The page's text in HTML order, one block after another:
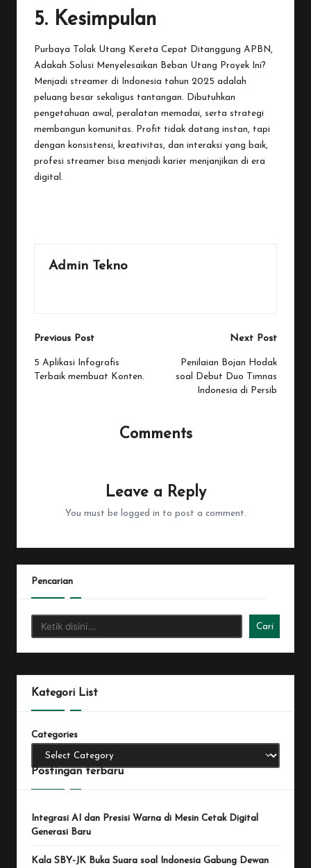
5. Kesimpulan
Purbaya Tolak Utang Kereta Cepat Ditanggung APBN,
Adakah Solusi Menyelesaikan Beban Utang Proyek Ini?
Menjadi streamer di Indonesia tahun 2025 adalah
peluang besar sekaligus tantangan. Dibutuhkan
pengetahuan awal, peralatan memadai, serta strategi
membangun komunitas. Profit tidak datang instan, tapi
dengan konsistensi, kreativitas, dan interaksi yang baik,
profesi streamer bisa menjadi karier menjanjikan di era
digital.
Admin Tekno
Post
navigation
Previous Post
5 Aplikasi Infografis
Terbaik membuat Konten.
Next Post
Penilaian Bojan Hodak
soal Debut Duo Timnas
Indonesia di Persib
Comments
Leave a Reply
You must be logged in to post a comment.
Pencarian
Cari
Kategori List
Categories
Postingan terbaru
Integrasi AI dan Presisi Warna di Mesin Cetak Digital
Generasi Baru
Kala SBY-JK Buka Suara soal Indonesia Gabung Dewan